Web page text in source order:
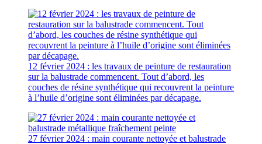
12 février 2024 : les travaux de peinture de restauration
sur la balustrade commencent. Tout d’abord, les
couches de résine synthétique qui recouvrent la peinture
à l’huile d’origine sont éliminées par décapage.
27 février 2024 : main courante nettoyée et balustrade